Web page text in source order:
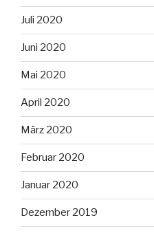
Juli 2020
Juni 2020
Mai 2020
April 2020
März 2020
Februar 2020
Januar 2020
Dezember 2019